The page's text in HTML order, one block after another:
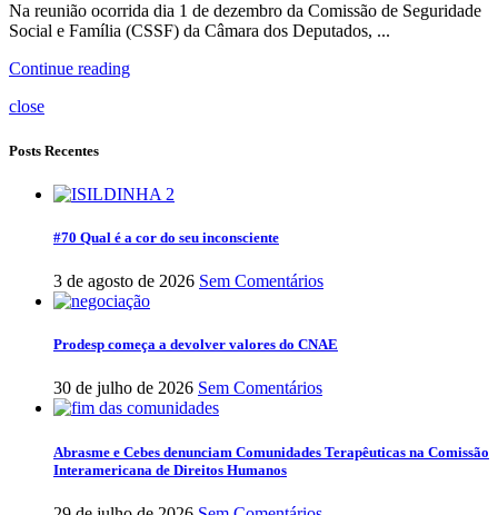
Na reunião ocorrida dia 1 de dezembro da Comissão de Seguridade
Social e Família (CSSF) da Câmara dos Deputados, ...
Continue reading
close
Posts Recentes
#70 Qual é a cor do seu inconsciente
3 de agosto de 2026 Sem Comentários
Prodesp começa a devolver valores do CNAE
30 de julho de 2026 Sem Comentários
Abrasme e Cebes denunciam Comunidades Terapêuticas na Comissão
Interamericana de Direitos Humanos